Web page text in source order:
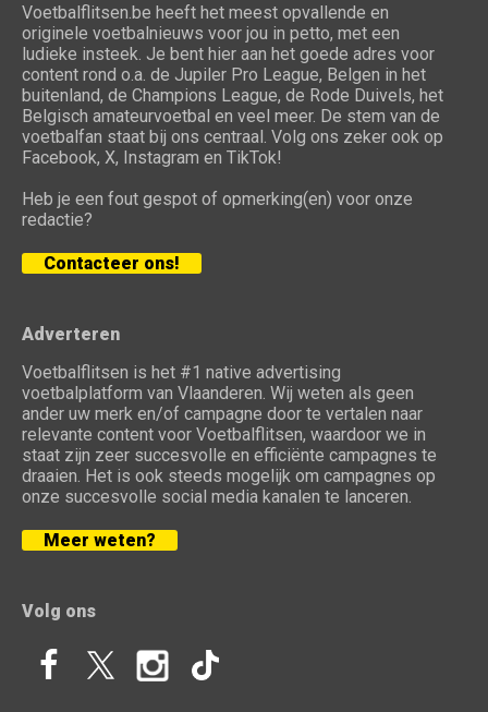
Voetbalflitsen.be heeft het meest opvallende en
originele voetbalnieuws voor jou in petto, met een
ludieke insteek. Je bent hier aan het goede adres voor
content rond o.a. de Jupiler Pro League, Belgen in het
buitenland, de Champions League, de Rode Duivels, het
Belgisch amateurvoetbal en veel meer. De stem van de
voetbalfan staat bij ons centraal. Volg ons zeker ook op
Facebook, X, Instagram en TikTok!
Heb je een fout gespot of opmerking(en) voor onze
redactie?
Contacteer ons!
Adverteren
Voetbalflitsen is het #1 native advertising
voetbalplatform van Vlaanderen. Wij weten als geen
ander uw merk en/of campagne door te vertalen naar
relevante content voor Voetbalflitsen, waardoor we in
staat zijn zeer succesvolle en efficiënte campagnes te
draaien. Het is ook steeds mogelijk om campagnes op
onze succesvolle social media kanalen te lanceren.
Meer weten?
Volg ons